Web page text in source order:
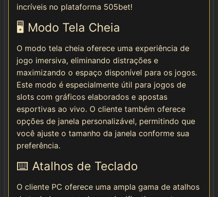
incríveis no plataforma 505bet!
🖥️ Modo Tela Cheia
O modo tela cheia oferece uma experiência de
jogo imersiva, eliminando distrações e
maximizando o espaço disponível para os jogos.
Este modo é especialmente útil para jogos de
slots com gráficos elaborados e apostas
esportivas ao vivo. O cliente também oferece
opções de janela personalizável, permitindo que
você ajuste o tamanho da janela conforme sua
preferência.
⌨️ Atalhos de Teclado
O cliente PC oferece uma ampla gama de atalhos